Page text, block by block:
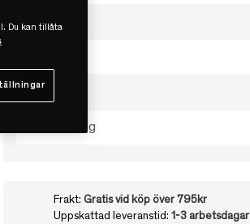
Välj storlek
Hög / 500g
Frakt: Gratis vid köp över 795kr
Uppskattad leveranstid: 1-3 arbetsdagar
Du kan tillåta